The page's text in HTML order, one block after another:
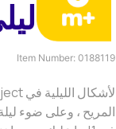
Item Number: 0188119